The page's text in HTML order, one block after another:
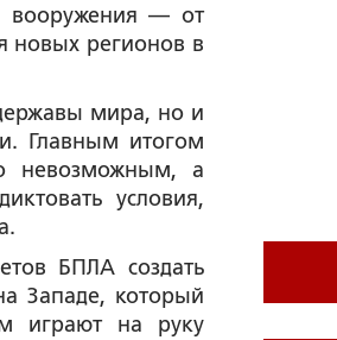
вооружения — от
новых регионов в
мира, но и
Главным итогом
невозможным, а
условия,
БПЛА создать
Западе, который
играют на руку